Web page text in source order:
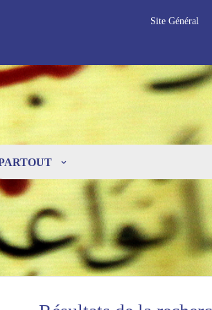
Site Général